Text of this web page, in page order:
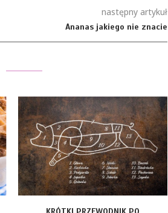
następny artykuł
Ananas jakiego nie znacie